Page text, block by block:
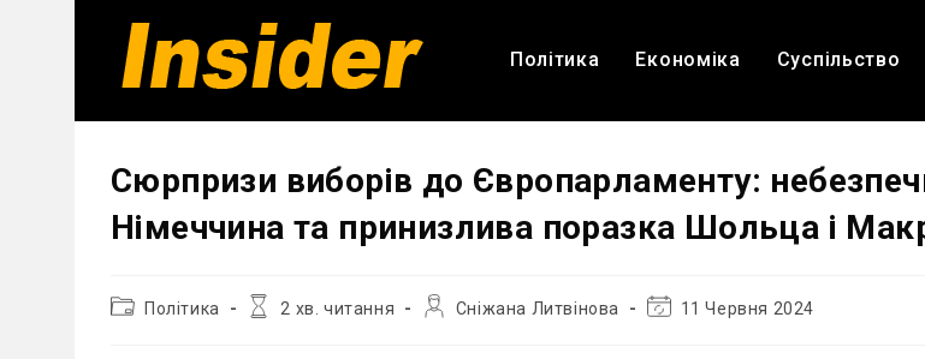
Політика Економіка Суспільство
Сюрпризи виборів до Європарламенту:
Німеччина та принизлива поразка Шольца і
Категорія
Політика
Час
2 хв. читання
АвторСніжана Литвінова
Остання11 Червня 2024